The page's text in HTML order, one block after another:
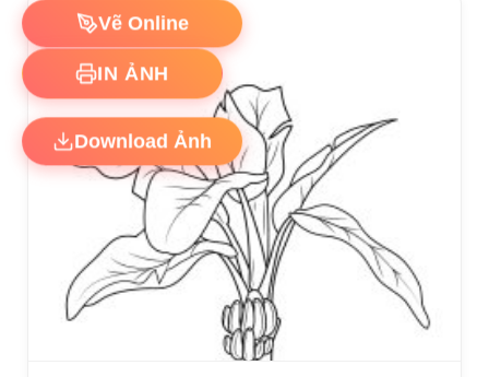
Vẽ Online
IN ẢNH
Download Ảnh